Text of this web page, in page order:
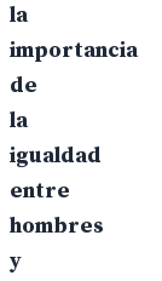
la
importancia
de
la
igualdad
entre
hombres
y